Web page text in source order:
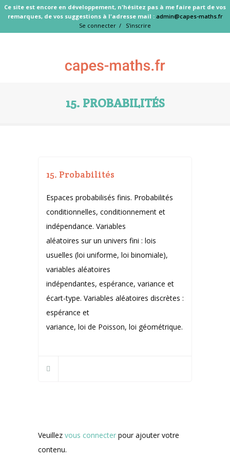
Ce site est encore en développement, n'hésitez pas à me faire part de vos
remarques, de vos suggestions à l'adresse mail : admin@capes-maths.fr
Se connecter / S'inscrire
15. PROBABILITÉS
15. Probabilités
Espaces probabilisés finis. Probabilités
conditionnelles, conditionnement et
indépendance. Variables
aléatoires sur un univers fini : lois
usuelles (loi uniforme, loi binomiale),
variables aléatoires
indépendantes, espérance, variance et
écart-type. Variables aléatoires discrètes :
espérance et
variance, loi de Poisson, loi géométrique.
Veuillez vous connecter pour ajouter votre
contenu.